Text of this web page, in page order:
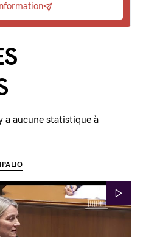
a aucune statistique à